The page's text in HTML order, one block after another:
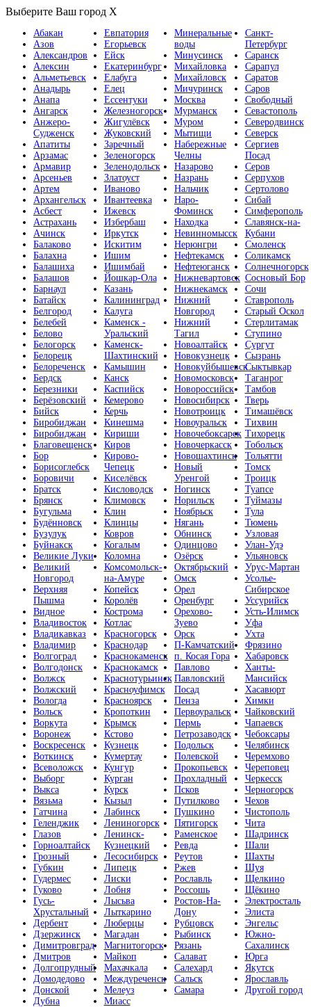
Выберите Ваш город X
Абакан
Азов
Александров
Алексин
Альметьевск
Анадырь
Анапа
Ангарск
Анжеро-
Судженск
Апатиты
Арзамас
Армавир
Арсеньев
Артем
Архангельск
Асбест
Астрахань
Ачинск
Балаково
Балахна
Балашиха
Балашов
Барнаул
Батайск
Белгород
Белебей
Белово
Белогорск
Белорецк
Белореченск
Бердск
Березники
Берёзовский
Бийск
Биробиджан
Биробиджан
Благовещенск
Бор
Борисоглебск
Боровичи
Братск
Брянск
Бугульма
Будённовск
Бузулук
Буйнакск
Великие Луки
Великий
Новгород
Верхняя
Пышма
Видное
Владивосток
Владикавказ
Владимир
Волгоград
Волгодонск
Волжск
Волжский
Вологда
Вольск
Воркута
Воронеж
Воскресенск
Воткинск
Всеволожск
Выборг
Выкса
Вязьма
Гатчина
Геленджик
Глазов
Горноалтайск
Грозный
Губкин
Гудермес
Гуково
Гусь-
Хрустальный
Дербент
Дзержинск
Димитровград
Дмитров
Долгопрудный
Домодедово
Донской
Дубна
Евпатория
Егорьевск
Ейск
Екатеринбург
Елабуга
Елец
Ессентуки
Железногорск
Жигулёвск
Жуковский
Заречный
Зеленогорск
Зеленодольск
Златоуст
Иваново
Ивантеевка
Ижевск
Избербаш
Иркутск
Искитим
Ишим
Ишимбай
Йошкар-Ола
Казань
Калининград
Калуга
Каменск -
Уральский
Каменск-
Шахтинский
Камышин
Канск
Каспийск
Кемерово
Керчь
Кинешма
Кириши
Киров
Кирово-
Чепецк
Киселёвск
Кисловодск
Климовск
Клин
Клинцы
Ковров
Когалым
Коломна
Комсомольск-
на-Амуре
Копейск
Королёв
Кострома
Котлас
Красногорск
Краснодар
Краснокаменск
Краснокамск
Краснотурьинск
Красноуфимск
Красноярск
Кропоткин
Крымск
Кстово
Кузнецк
Кумертау
Кунгур
Курган
Курск
Кызыл
Лабинск
Лениногорск
Ленинск-
Кузнецкий
Лесосибирск
Липецк
Лиски
Лобня
Лысьва
Лыткарино
Люберцы
Магадан
Магнитогорск
Майкоп
Махачкала
Междуреченск
Мелеуз
Миасс
Минеральные
воды
Минусинск
Михайловка
Михайловск
Мичуринск
Москва
Мурманск
Муром
Мытищи
Набережные
Челны
Назарово
Назрань
Нальчик
Наро-
Фоминск
Находка
Невинномысск
Нерюнгри
Нефтекамск
Нефтеюганск
Нижневартовск
Нижнекамск
Нижний
Новгород
Нижний
Тагил
Новоалтайск
Новокузнецк
Новокуйбышевск
Новомосковск
Новороссийск
Новосибирск
Новотроицк
Новоуральск
Новочебоксарск
Новочеркасск
Новошахтинск
Новый
Уренгой
Ногинск
Норильск
Ноябрьск
Нягань
Обнинск
Одинцово
Озёрск
Октябрьский
Омск
Орел
Оренбург
Орехово-
Зуево
Орск
П-Камчатский
п. Косая Гора
Павлово
Павловский
Посад
Пенза
Первоуральск
Пермь
Петрозаводск
Подольск
Полевской
Прокопьевск
Прохладный
Псков
Путилково
Пушкино
Пятигорск
Раменское
Ревда
Реутов
Ржев
Рославль
Россошь
Ростов-На-
Дону
Рубцовск
Рыбинск
Рязань
Салават
Салехард
Сальск
Самара
Санкт-
Петербург
Саранск
Сарапул
Саратов
Саров
Свободный
Севастополь
Северодвинск
Северск
Сергиев
Посад
Серов
Серпухов
Сертолово
Сибай
Симферополь
Славянск-на-
Кубани
Смоленск
Соликамск
Солнечногорск
Сосновый Бор
Сочи
Ставрополь
Старый Оскол
Стерлитамак
Ступино
Сургут
Сызрань
Сыктывкар
Таганрог
Тамбов
Тверь
Тимашёвск
Тихвин
Тихорецк
Тобольск
Тольятти
Томск
Троицк
Туапсе
Туймазы
Тула
Тюмень
Узловая
Улан-Удэ
Ульяновск
Урус-Мартан
Усолье-
Сибирское
Уссурийск
Усть-Илимск
Уфа
Ухта
Фрязино
Хабаровск
Ханты-
Мансийск
Хасавюрт
Химки
Чайковский
Чапаевск
Чебоксары
Челябинск
Черемхово
Череповец
Черкесск
Черногорск
Чехов
Чистополь
Чита
Шадринск
Шали
Шахты
Шуя
Щелкино
Щёкино
Электросталь
Элиста
Энгельс
Южно-
Сахалинск
Юрга
Якутск
Ярославль
Другой город